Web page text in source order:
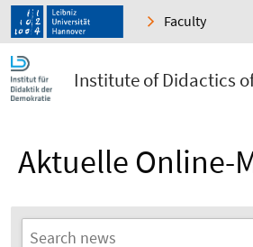
Faculty
Institute of Didactics
Aktuelle Online-